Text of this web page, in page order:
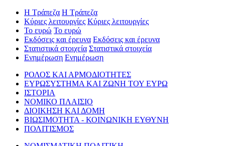
Η Τράπεζα Η Τράπεζα
Κύριες λειτουργίες Κύριες λειτουργίες
Το ευρώ Το ευρώ
Εκδόσεις και έρευνα Εκδόσεις και έρευνα
Στατιστικά στοιχεία Στατιστικά στοιχεία
Ενημέρωση Ενημέρωση
ΡΟΛΟΣ ΚΑΙ ΑΡΜΟΔΙΟΤΗΤΕΣ
ΕΥΡΩΣΥΣΤΗΜΑ ΚΑΙ ΖΩΝΗ ΤΟΥ ΕΥΡΩ
ΙΣΤΟΡΙΑ
ΝΟΜΙΚΟ ΠΛΑΙΣΙΟ
ΔΙΟΙΚΗΣΗ ΚΑΙ ΔΟΜΗ
ΒΙΩΣΙΜΟΤΗΤΑ - ΚΟΙΝΩΝΙΚΗ ΕΥΘΥΝΗ
ΠΟΛΙΤΙΣΜΟΣ